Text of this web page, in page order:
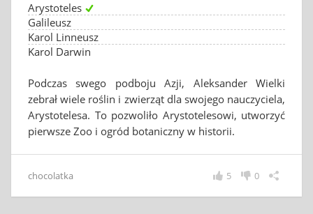
Arystoteles
Galileusz
Karol Linneusz
Karol Darwin
Podczas swego podboju Azji, Aleksander Wielki
zebrał wiele roślin i zwierząt dla swojego nauczyciela,
Arystotelesa. To pozwoliło Arystotelesowi, utworzyć
pierwsze Zoo i ogród botaniczny w historii.
chocolatka 0
5